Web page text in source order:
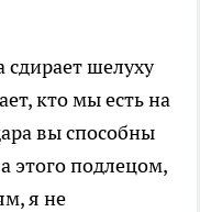
сдирает шелуху
кто мы есть на
вы способны
этого подлецом,
я не